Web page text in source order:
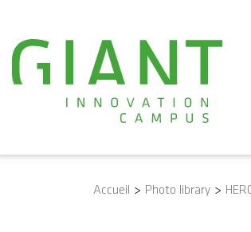
Accueil > Photo library >